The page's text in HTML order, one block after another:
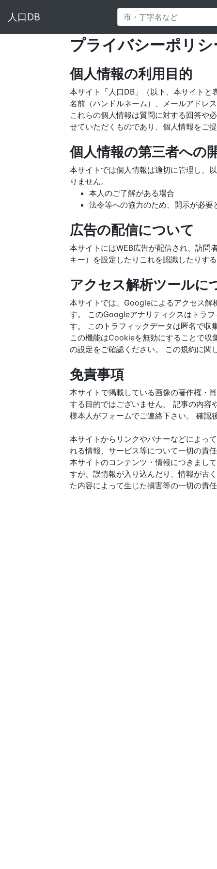
人口DB
プライバシーポリシ
個人情報の利用目的
本サイト「人口DB」（以下、本サイト
名前（ハンドルネーム）、メールアドレ
これらの個人情報は質問に対する回答や
せていただくものであり、個人情報をご
個人情報の第三者への
本サイトでは個人情報は適切に管理し、
りません。
本人のご了解がある場合
法令等への協力のため、開示が必要
広告の配信について
本サイトにはWEB広告が配信され、訪問
キー）を設定したりこれを認識したりす
アクセス解析ツールに
本サイトでは、Googleによるアクセス
す。 このGoogleアナリティクスはトラ
す。 このトラフィックデータは匿名で収
この機能はCookieを無効にすることで収
の設定をご確認ください。 この規約に関
免責事項
本サイトで掲載している画像の著作権・
する目的ではございません。 記事の内容
様本人がフォームでご連絡下さい。 確認
本サイトからリンクやバナーなどによっ
れる情報、サービス等について一切の責
本サイトのコンテンツ・情報につきまし
すが、誤情報が入り込んだり、情報が古
た内容によって生じた損害等の一切の責